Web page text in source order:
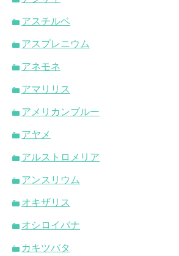
アスチルベ
アスプレニウム
アネモネ
アマリリス
アメリカンブルー
アヤメ
アルストロメリア
アンスリウム
オキザリス
オシロイバナ
カキツバタ